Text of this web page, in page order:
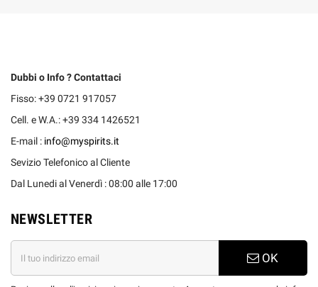
Dubbi o Info ? Contattaci
Fisso: +39 0721 917057
Cell. e W.A.: +39 334 1426521
E-mail : info@myspirits.it
Sevizio Telefonico al Cliente
Dal Lunedi al Venerdì : 08:00 alle 17:00
NEWSLETTER
OK